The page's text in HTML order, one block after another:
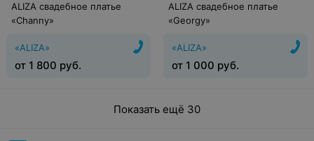
ALIZA свадебное платье
«Channy»
«ALIZA»
от 1 800 руб.
ALIZA свадебное платье
«Georgy»
«ALIZA»
от 1 000 руб.
Показать ещё 30